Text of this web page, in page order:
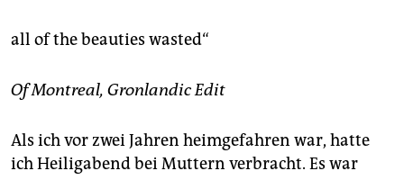
all of the beauties wasted“
Of Montreal, Gronlandic Edit
Als ich vor zwei Jahren heimgefahren war, hatte
ich Heiligabend bei Muttern verbracht. Es war